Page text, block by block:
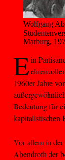
Wolfgang
Marburg,
Ein
1960er Jahre
Bedeutung für
kapitalistischen
Vor allem in
Abendroth der